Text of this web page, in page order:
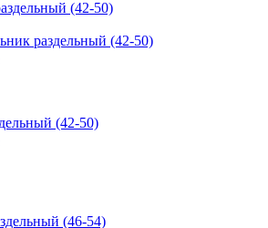
раздельный (42-50)
(42-50)